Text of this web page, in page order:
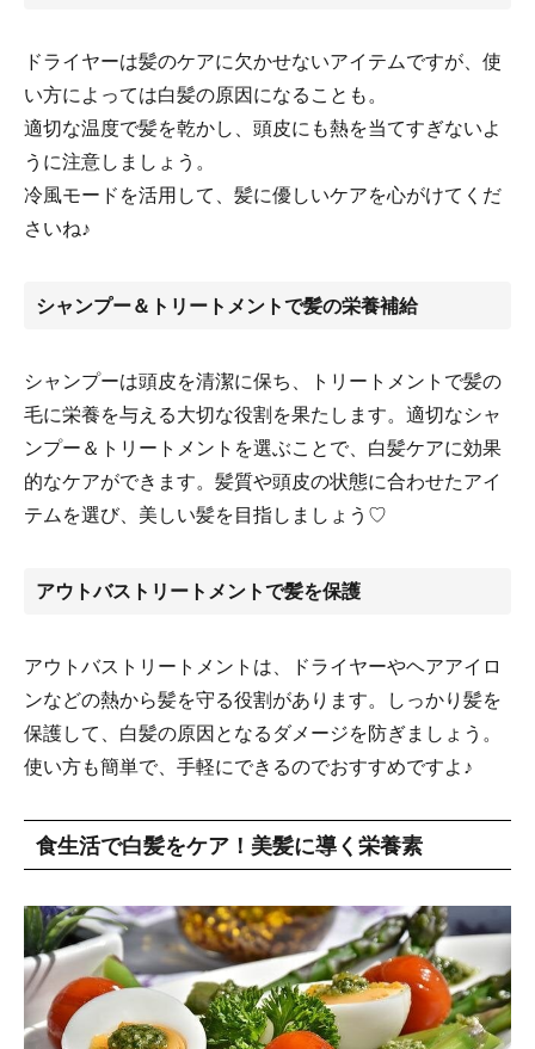
ドライヤーは髪のケアに欠かせないアイテムですが、使
い方によっては白髪の原因になることも。
適切な温度で髪を乾かし、頭皮にも熱を当てすぎないよ
うに注意しましょう。
冷風モードを活用して、髪に優しいケアを心がけてくだ
さいね♪
シャンプー＆トリートメントで髪の栄養補給
シャンプーは頭皮を清潔に保ち、トリートメントで髪の
毛に栄養を与える大切な役割を果たします。適切なシャ
ンプー＆トリートメントを選ぶことで、白髪ケアに効果
的なケアができます。髪質や頭皮の状態に合わせたアイ
テムを選び、美しい髪を目指しましょう♡
アウトバストリートメントで髪を保護
アウトバストリートメントは、ドライヤーやヘアアイロ
ンなどの熱から髪を守る役割があります。しっかり髪を
保護して、白髪の原因となるダメージを防ぎましょう。
使い方も簡単で、手軽にできるのでおすすめですよ♪
食生活で白髪をケア！美髪に導く栄養素